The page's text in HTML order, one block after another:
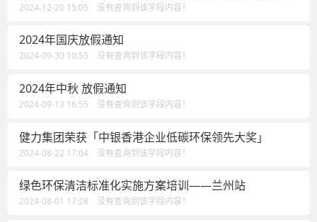
2024-12-20 15:05 没有查询到该字段内容！
2024年国庆放假通知
2024-09-30 10:55 没有查询到该字段内容！
2024年中秋 放假通知
2024-09-13 16:55 没有查询到该字段内容！
健力集团荣获「中银香港企业低碳环保领先大奖」
2024-08-22 17:04 没有查询到该字段内容！
绿色环保清洁标准化实施方案培训——兰州站
2024-08-01 17:28 没有查询到该字段内容！